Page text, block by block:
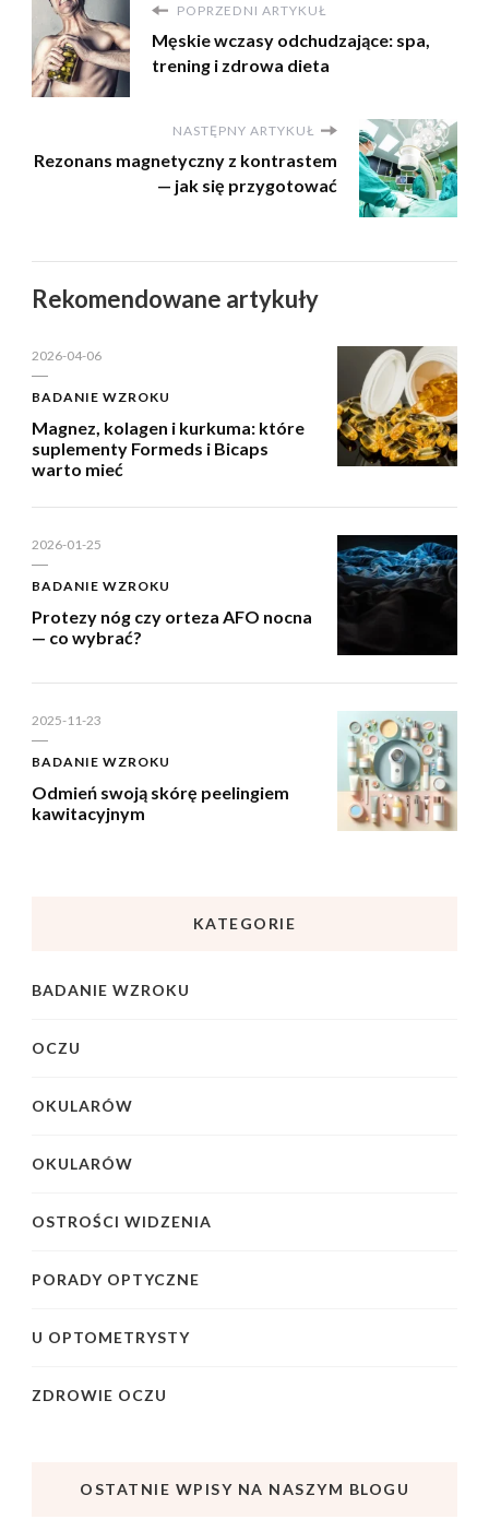
POPRZEDNI ARTYKUŁ
Męskie wczasy odchudzające: spa,
trening i zdrowa dieta
NASTĘPNY ARTYKUŁ
Rezonans magnetyczny z kontrastem
— jak się przygotować
Rekomendowane artykuły
2026-04-06
BADANIE WZROKU
Magnez, kolagen i kurkuma: które
suplementy Formeds i Bicaps
warto mieć
2026-01-25
BADANIE WZROKU
Protezy nóg czy orteza AFO nocna
— co wybrać?
2025-11-23
BADANIE WZROKU
Odmień swoją skórę peelingiem
kawitacyjnym
KATEGORIE
BADANIE WZROKU
OCZU
OKULARÓW
OKULARÓW
OSTROŚCI WIDZENIA
PORADY OPTYCZNE
U OPTOMETRYSTY
ZDROWIE OCZU
OSTATNIE WPISY NA NASZYM BLOGU